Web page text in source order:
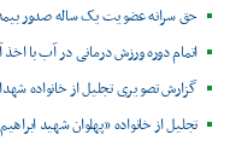
حق سرانه عضویت یک ساله صدور
اتمام دوره ورزش درمانی در آب با اخذ
گزارش تصویری تجلیل از خانواده
تجلیل از خانواده «پهلوان شهید